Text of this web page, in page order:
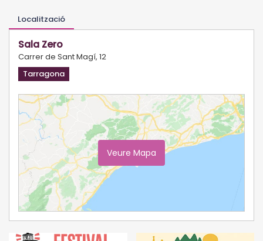
Localització
Sala Zero
Carrer de Sant Magí, 12
Tarragona
Veure Mapa